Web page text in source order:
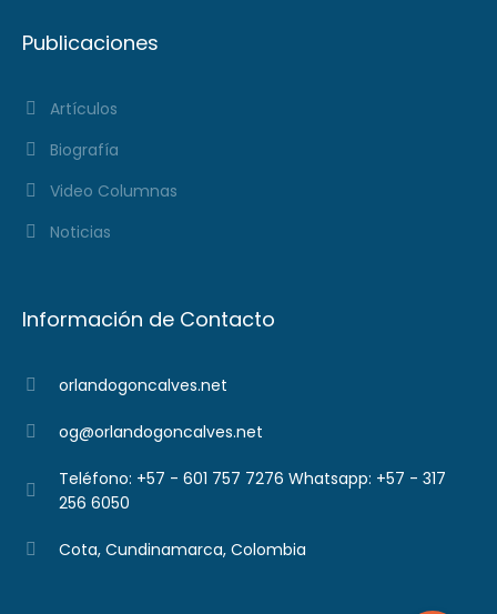
Publicaciones
Artículos
Biografía
Video Columnas
Noticias
Información de Contacto
orlandogoncalves.net
og@orlandogoncalves.net
Teléfono: +57 - 601 757 7276 Whatsapp: +57 - 317
256 6050
Cota, Cundinamarca, Colombia